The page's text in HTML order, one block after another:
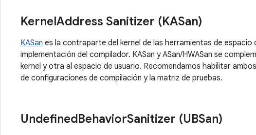
KernelAddress Sanitizer (KASan)
KASan es la contraparte del kernel de las herramientas de
implementación del compilador. KASan y ASan/HWASan se
kernel y otra al espacio de usuario. Recomendamos habilitar
de configuraciones de compilación y la matriz de pruebas.
UndefinedBehaviorSanitizer (UBSan)